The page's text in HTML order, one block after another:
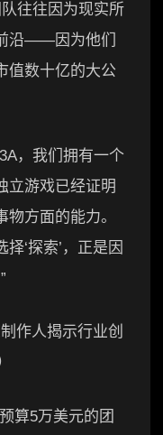
往往因为现实所
沿——因为他们
值数十亿的大公
，我们拥有一个
立游戏已经证明
方面的能力。
‘探索’，正是因
算5万美元的团